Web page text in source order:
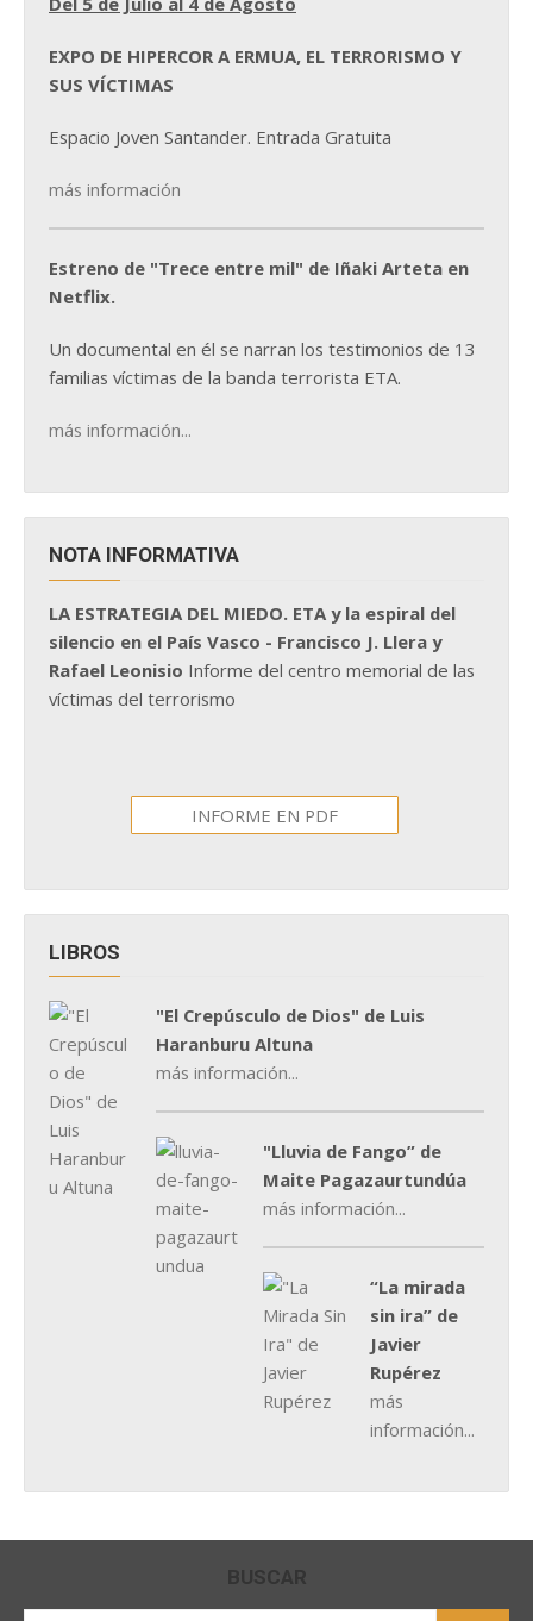
EXPO DE HIPERCOR A ERMUA, EL TERRORISMO Y
SUS VÍCTIMAS
Espacio Joven Santander. Entrada Gratuita
más información
Estreno de "Trece entre mil" de Iñaki Arteta en
Netflix.
Un documental en él se narran los testimonios de 13
familias víctimas de la banda terrorista ETA.
más información...
NOTA INFORMATIVA
LA ESTRATEGIA DEL MIEDO. ETA y la espiral del
silencio en el País Vasco - Francisco J. Llera y
Rafael Leonisio Informe del centro memorial de las
víctimas del terrorismo
INFORME EN PDF
LIBROS
"El Crepúsculo de Dios" de Luis
Haranburu Altuna
más información...
"Lluvia de Fango” de
Maite Pagazaurtundúa
más información...
“La mirada
sin ira” de
Javier
Rupérez
más
información...
BUSCAR